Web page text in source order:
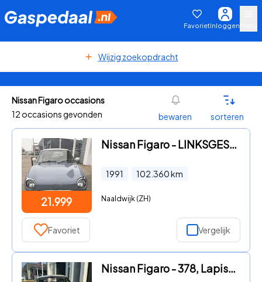
FavorietInloggen
Wijzig zoekopdracht
Nissan Figaro occasions
12 occasions gevonden
bewaren sorteren
21.999
Nissan Figaro - LINKSGESTUURD, airco, turbo, automaat
1991 102.360km
Naaldwijk (ZH)
Favoriet Vergelijk
Nissan Figaro - 378, Lapisgrijs Barnfind, automaat, airco, turbo